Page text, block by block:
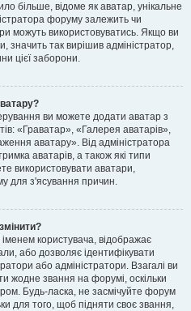
більше, відоме як аватар, унікальне
форуму залежить чи
можуть використовуватись. Якщо ви
значить так вирішив адміністратор,
цієї заборони.
ви можете додати аватар з
«Граватар», «Галерея аватарів»,
аватару». Від адміністратора
аватарів, а також які типи
використовувати аватари,
для з'ясування причин.
користувача, відображає
або дозволяє ідентифікувати
або адміністратори. Взагалі ви
жодне звання на форумі, оскільки
Будь-ласка, не засмічуйте форум
для того, щоб підняти своє звання,